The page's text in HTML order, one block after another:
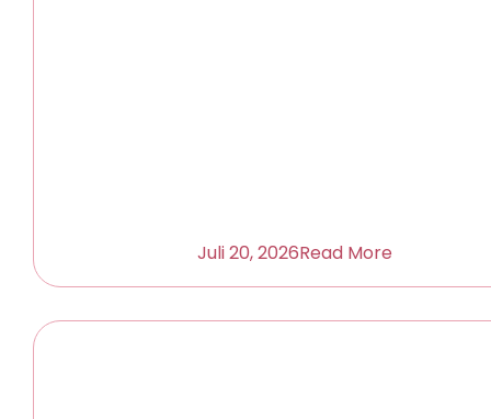
Juli 20, 2026Read More